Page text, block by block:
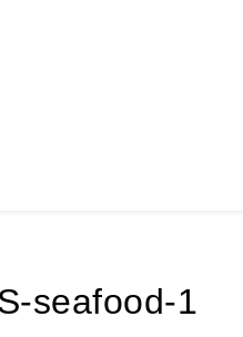
seafood-1